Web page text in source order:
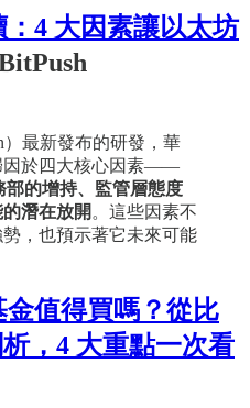
4 大因素讓以太坊
）最新發布的研發，華
因於四大核心因素——
的增持、監管層態度
潛在放開 。這些因素不
，也預示著它未來可能
值得買嗎？從比
，4 大重點一次看